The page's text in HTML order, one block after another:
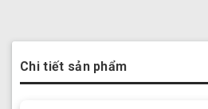
Chi tiết sản phẩm